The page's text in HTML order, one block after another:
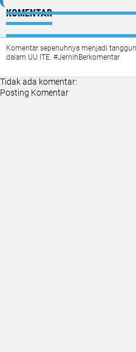
KOMENTAR
Komentar sepenuhnya menjadi
dalam UU ITE. #JernihBerkomentar
Tidak ada komentar:
Posting Komentar